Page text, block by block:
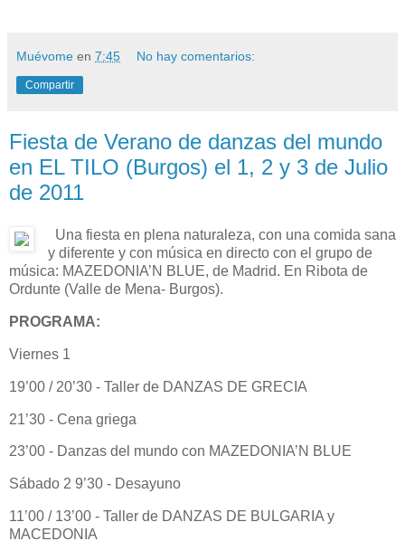
Muévome en 7:45 No hay comentarios:
Compartir
Fiesta de Verano de danzas del mundo
en EL TILO (Burgos) el 1, 2 y 3 de Julio
de 2011
Una fiesta en plena naturaleza, con una comida sana
y diferente y con música en directo con el grupo de
música: MAZEDONIA’N BLUE, de Madrid. En Ribota de
Ordunte (Valle de Mena- Burgos).
PROGRAMA:
Viernes 1
19’00 / 20’30 - Taller de DANZAS DE GRECIA
21’30 - Cena griega
23’00 - Danzas del mundo con MAZEDONIA’N BLUE
Sábado 2 9’30 - Desayuno
11’00 / 13’00 - Taller de DANZAS DE BULGARIA y
MACEDONIA